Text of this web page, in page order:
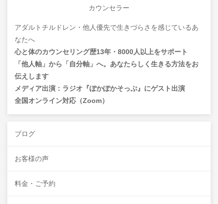
カウンセラー
アダルトチルドレン・他人優先で生きづらさを感じているあ
なたへ
心と体のカウンセリング歴13年・8000人以上をサポート
「他人軸」から「自分軸」へ。あなたらしく生きる方法をお
伝えします
メディア出演：ラジオ『ぽかぽかそっぷ』にゲスト出演
全国オンライン対応（Zoom）
ブログ
お客様の声
料金・ご予約